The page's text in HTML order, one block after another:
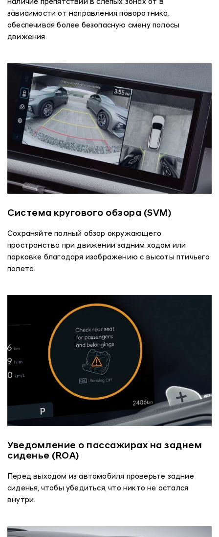
наличие препятствий в слепых зонах от в
зависимости от направления поворотника,
обеспечивая более безопасную смену полосы
движения.
Система кругового обзора (SVM)
Сохраняйте полный обзор окружающего
пространства при движении задним ходом или
парковке благодаря изображению с высоты птичьего
полета.
Уведомление о пассажирах на заднем
сиденье (ROA)
Перед выходом из автомобиля проверьте задние
сиденья, чтобы убедиться, что никто не остался
внутри.